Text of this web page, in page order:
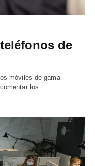
de
móviles de gama
los…